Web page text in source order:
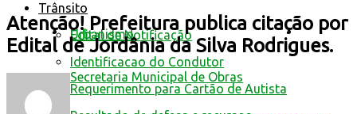
Trânsito
Edital de Notificação
Identificacao do Condutor
Requerimento para Cartão de Autista
Urbanismo
Secretaria Municipal de Obras
Atenção! Prefeitura publica citação por
Edital de Jordânia da Silva Rodrigues.